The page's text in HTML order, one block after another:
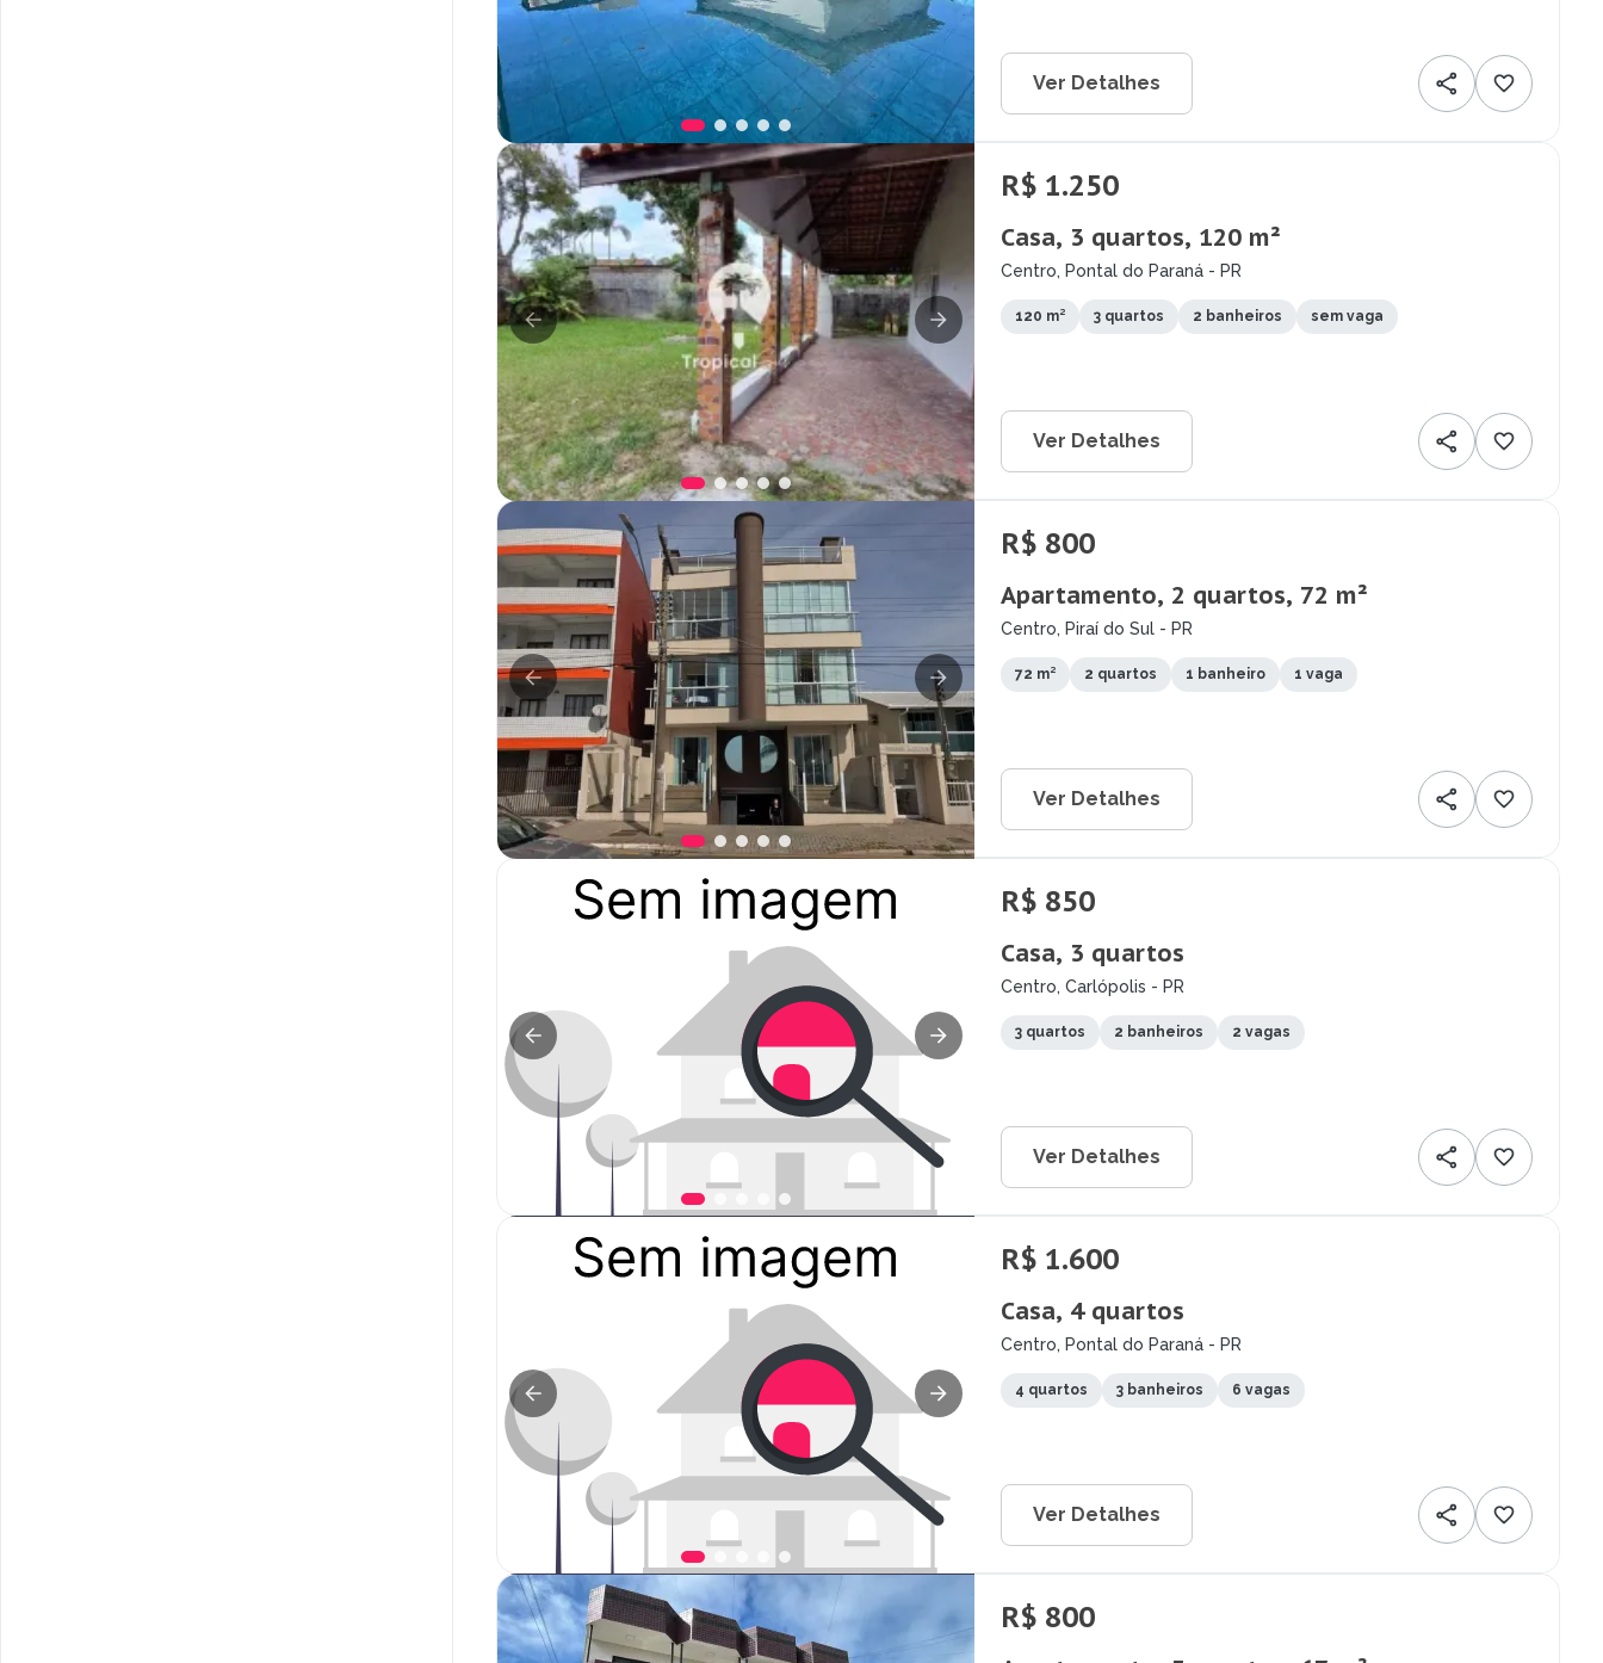
Ver Detalhes
R$ 1.250
Casa, 3 quartos, 120 m²
Centro, Pontal do Paraná - PR
120 m² 3 quartos 2 banheiros sem vaga
Ver Detalhes
R$ 800
Apartamento, 2 quartos, 72 m²
Centro, Piraí do Sul - PR
72 m² 2 quartos 1 banheiro 1 vaga
Ver Detalhes
R$ 850
Casa, 3 quartos
Centro, Carlópolis - PR
3 quartos 2 banheiros 2 vagas
Ver Detalhes
R$ 1.600
Casa, 4 quartos
Centro, Pontal do Paraná - PR
4 quartos 3 banheiros 6 vagas
Ver Detalhes
R$ 800